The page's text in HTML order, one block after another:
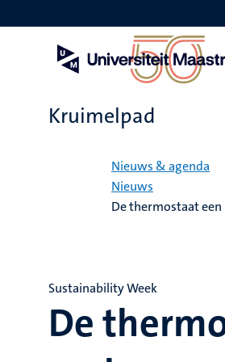
en
Kruimelpad
Nieuws & agenda
Nieuws
De thermostaat
De
Sustainability Week